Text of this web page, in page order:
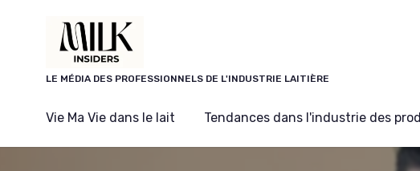
LE MÉDIA DES PROFESSIONNELS DE L'INDUSTRIE LAITIÈRE
Vie Ma Vie dans le lait Tendances dans l'industrie des